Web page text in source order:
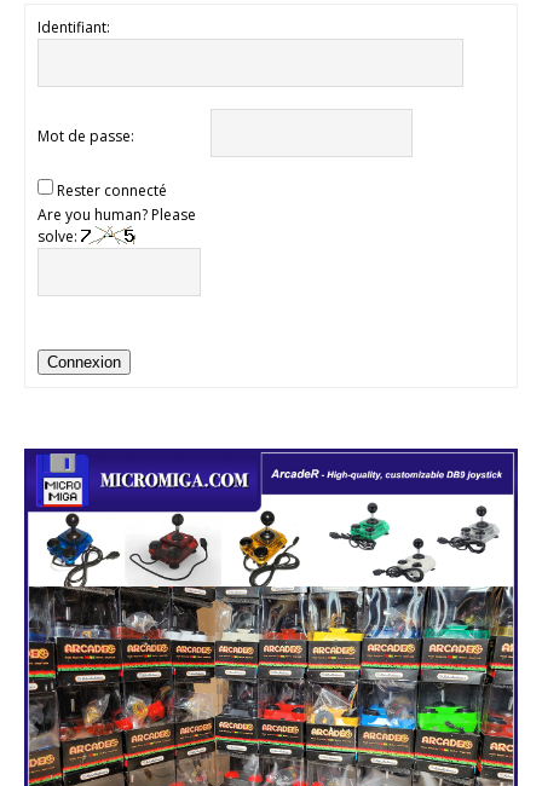
Identifiant:
Mot de passe:
Rester connecté
Are you human? Please
solve:
Connexion